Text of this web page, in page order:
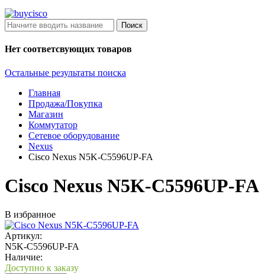
Поиск
Нет соответсвующих товаров
Остальные результаты поиска
Главная
Продажа/Покупка
Магазин
Коммутатор
Сетевое оборудование
Nexus
Cisco Nexus N5K-C5596UP-FA
Cisco Nexus N5K-C5596UP-FA
В избранное
Артикул:
N5K-C5596UP-FA
Наличие:
Доступно к заказу